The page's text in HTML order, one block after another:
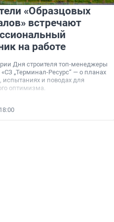
«Образцовых
встречают
на работе
Дня строителя топ-менеджеры
„Терминал-Ресурс“ — о планах
испытаниях и поводах для
оптимизма.